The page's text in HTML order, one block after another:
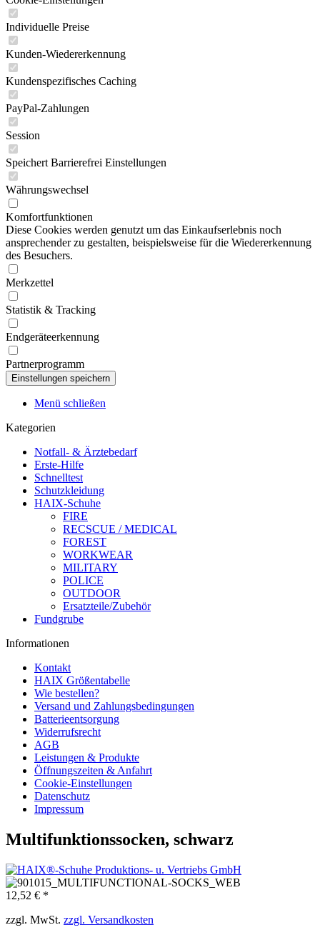
Individuelle Preise
Kunden-Wiedererkennung
Kundenspezifisches Caching
PayPal-Zahlungen
Session
Speichert Barrierefrei Einstellungen
Währungswechsel
Komfortfunktionen
Diese Cookies werden genutzt um das Einkaufserlebnis noch
ansprechender zu gestalten, beispielsweise für die Wiedererkennung
des Besuchers.
Merkzettel
Statistik & Tracking
Endgeräteerkennung
Partnerprogramm
Menü schließen
Kategorien
Notfall- & Ärztebedarf
Erste-Hilfe
Schnelltest
Schutzkleidung
HAIX-Schuhe
FIRE
RECSCUE / MEDICAL
FOREST
WORKWEAR
MILITARY
POLICE
OUTDOOR
Ersatzteile/Zubehör
Fundgrube
Informationen
Kontakt
HAIX Größentabelle
Wie bestellen?
Versand und Zahlungsbedingungen
Batterieentsorgung
Widerrufsrecht
AGB
Leistungen & Produkte
Öffnungszeiten & Anfahrt
Cookie-Einstellungen
Datenschutz
Impressum
Multifunktionssocken, schwarz
12,52 € *
zzgl. MwSt. zzgl. Versandkosten